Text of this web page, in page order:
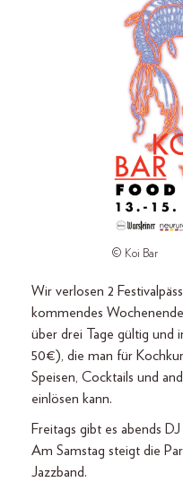
© Koi Bar
Wir verlosen 2
kommendes
über drei Tage gültig und
50€), die man für
Speisen, Cocktails und
einlösen kann.
Freitags gibt es abends
Am Samstag steigt die
Jazzband.